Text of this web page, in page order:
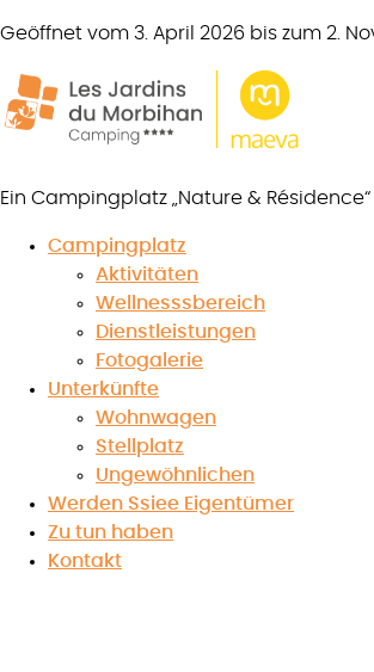
Geöffnet vom 3. April 2026 bis zum 2.
Ein Campingplatz „Nature & Résidence“
Campingplatz
Aktivitäten
Wellnesssbereich
Dienstleistungen
Fotogalerie
Unterkünfte
Wohnwagen
Stellplatz
Ungewöhnlichen
Werden Ssiee Eigentümer
Zu tun haben
Kontakt
Wettbewerbsregeln
Siehe die
Aushänge
Accueil»Wettbewerbsregeln 2023